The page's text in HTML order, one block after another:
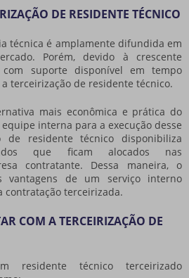
DE RESIDENTE TÉCNICO
técnica é amplamente difundida em
Porém, devido à crescente
suporte disponível em tempo
terceirização de residente técnico.
mais econômica e prática do
interna para a execução desse
de residente técnico disponibiliza
que ficam alocados nas
contratante. Dessa maneira, o
vantagens de um serviço interno
contratação terceirizada.
COM A TERCEIRIZAÇÃO DE
residente técnico terceirizado